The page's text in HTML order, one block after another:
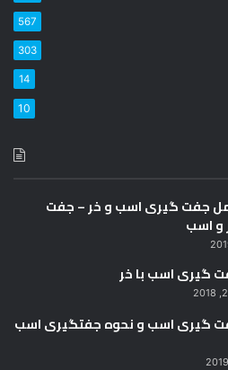
567
303
14
10
جفت گیری اسب و خر – جفت
و اسب
گیری اسب با خر
گیری اسب و نحوه جفتگیری اسب